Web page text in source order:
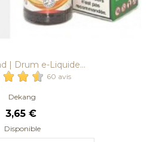
| Drum e-Liquide...
60 avis
Dekang
3,65 €
Disponible